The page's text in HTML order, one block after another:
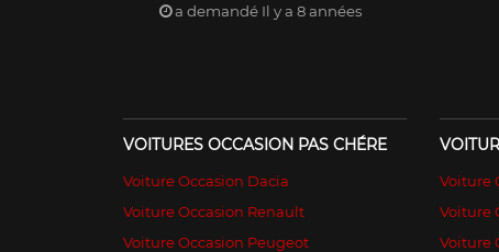
a demandé Il y a 8 années
VOITURES OCCASION PAS CHÉRE
Voiture Occasion Dacia
Voiture Occasion Renault
Voiture Occasion Peugeot
Voiture
Voiture
Voiture